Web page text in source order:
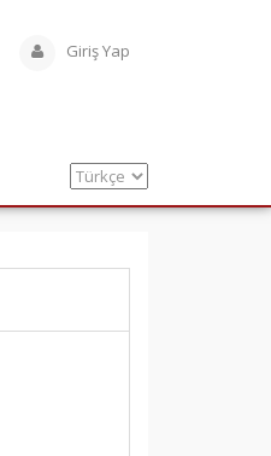
Giriş Yap